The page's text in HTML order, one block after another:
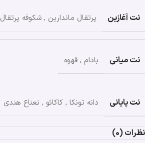
نت آغازین پرتقال ماندارین , شکوفه پرتقال
نت میانی بادام , قهوه
نت پایانی دانه تونکا , کاکائو , نعناع هندی
نظرات (0)